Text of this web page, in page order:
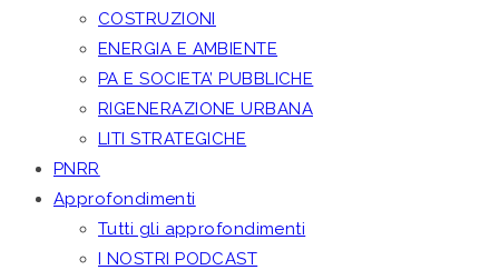
COSTRUZIONI
ENERGIA E AMBIENTE
PA E SOCIETA’ PUBBLICHE
RIGENERAZIONE URBANA
LITI STRATEGICHE
PNRR
Approfondimenti
Tutti gli approfondimenti
I NOSTRI PODCAST